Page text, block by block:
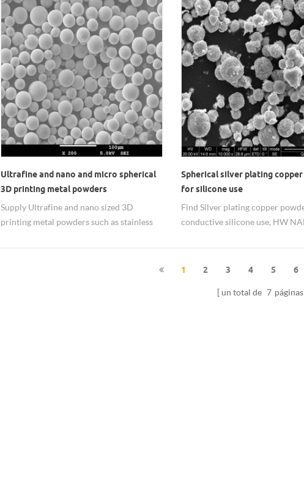
Ultrafine and nano and micro spherical
3D printing metal powders
Supply Ultrafine and nano sized 3D
printing metal powders such as stainless
Spherical silver plating
for silicone use
Find Silver plating copper
conductive silicone use, HW
1 2 3 4 5 6
un total de 7 páginas